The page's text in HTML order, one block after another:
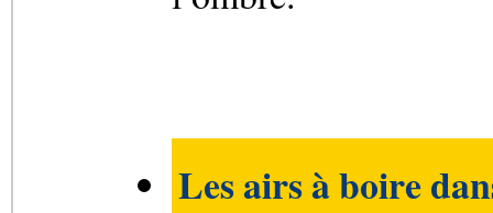
Les airs à boire